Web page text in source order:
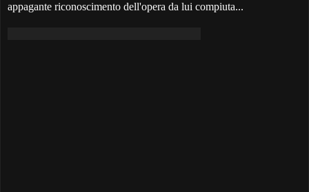
appagante riconoscimento dell'opera da lui compiuta...